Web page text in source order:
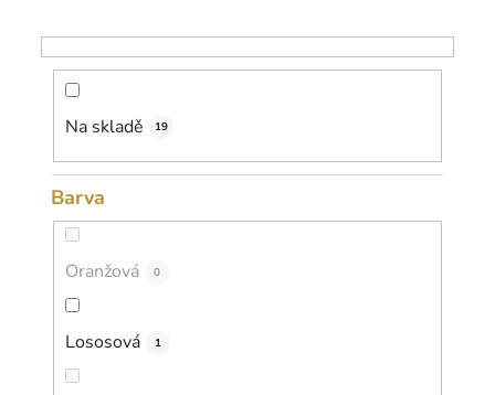
o
d
ů
Na skladě 19
Barva
Oranžová 0
Lososová 1